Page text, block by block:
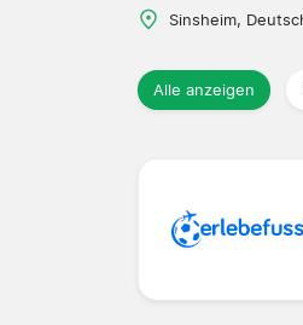
Sinsheim,
Alle anzeigen